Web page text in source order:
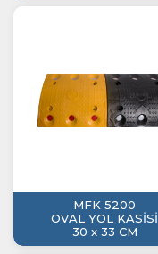
MFK 5200
OVAL YOL KASİSİ
30 x 33 CM